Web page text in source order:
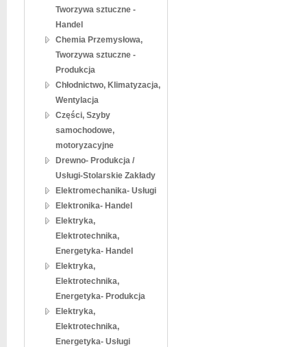
Tworzywa sztuczne -
Handel
Chemia Przemysłowa,
Tworzywa sztuczne -
Produkcja
Chłodnictwo, Klimatyzacja,
Wentylacja
Części, Szyby
samochodowe,
motoryzacyjne
Drewno- Produkcja /
Usługi-Stolarskie Zakłady
Elektromechanika- Usługi
Elektronika- Handel
Elektryka,
Elektrotechnika,
Energetyka- Handel
Elektryka,
Elektrotechnika,
Energetyka- Produkcja
Elektryka,
Elektrotechnika,
Energetyka- Usługi